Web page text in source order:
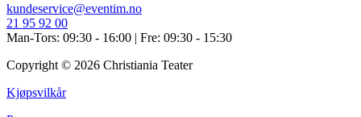
kundeservice@eventim.no
21 95 92 00
Man-Tors: 09:30 - 16:00 | Fre: 09:30 - 15:30
Copyright © 2026 Christiania Teater
Kjøpsvilkår